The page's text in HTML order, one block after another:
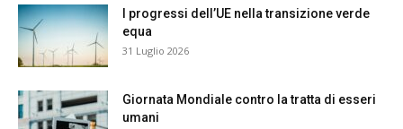
I progressi dell’UE nella transizione verde
equa
31 Luglio 2026
Giornata Mondiale contro la tratta di esseri
umani